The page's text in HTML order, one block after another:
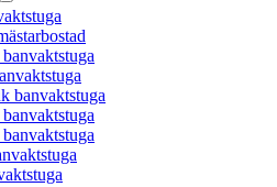
banvaktstuga